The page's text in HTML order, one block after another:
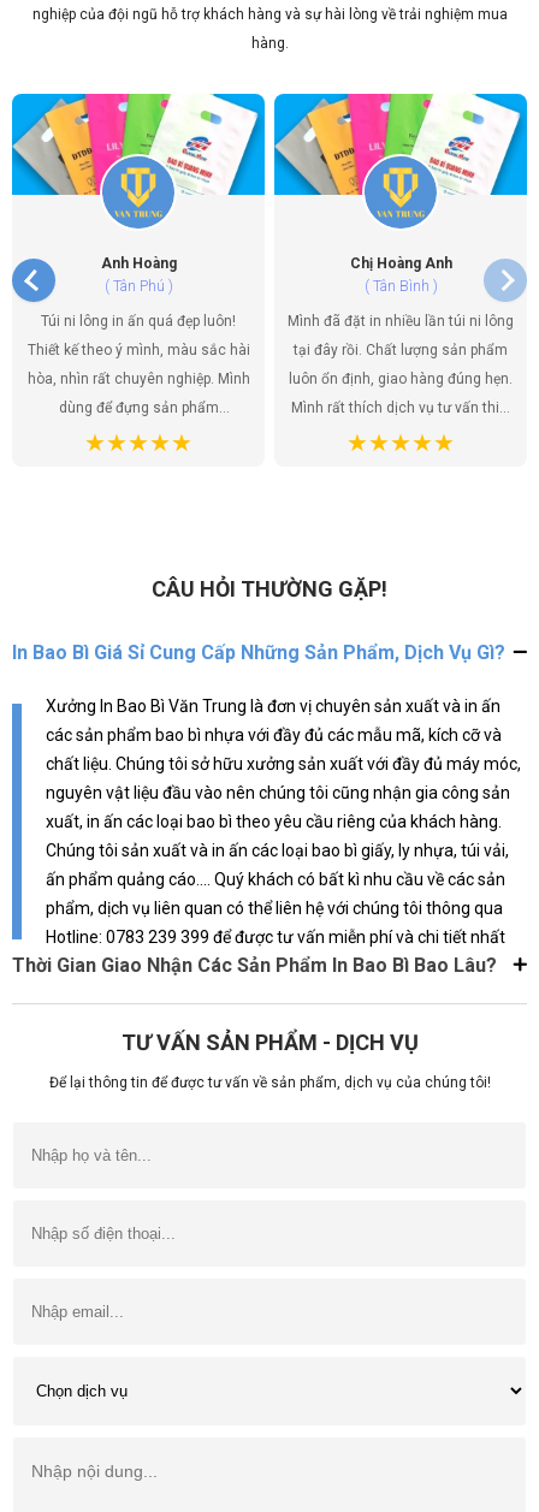
nghiệp của đội ngũ hỗ trợ khách hàng và sự hài lòng về trải nghiệm mua
hàng.
Anh Hoàng
( Tân Phú )
Túi ni lông in ấn quá đẹp luôn!
Thiết kế theo ý mình, màu sắc hài
hòa, nhìn rất chuyên nghiệp. Mình
dùng để đựng sản phẩm
handmade của shop, khách hàng
Chị Hoàng Anh
( Tân Bình )
Mình đã đặt in nhiều lần túi ni lông
tại đây rồi. Chất lượng sản phẩm
luôn ổn định, giao hàng đúng hẹn.
Mình rất thích dịch vụ tư vấn thiết
kế, họ giúp mình có được những
để gửi gắm điều đó.
CÂU HỎI THƯỜNG GẶP!
In Bao Bì Giá Sỉ Cung Cấp Những Sản Phẩm, Dịch Vụ Gì?
Xưởng In Bao Bì Văn Trung là đơn vị chuyên sản xuất và in ấn
các sản phẩm bao bì nhựa với đầy đủ các mẫu mã, kích cỡ và
chất liệu. Chúng tôi sở hữu xưởng sản xuất với đầy đủ máy móc,
nguyên vật liệu đầu vào nên chúng tôi cũng nhận gia công sản
xuất, in ấn các loại bao bì theo yêu cầu riêng của khách hàng.
Chúng tôi sản xuất và in ấn các loại bao bì giấy, ly nhựa, túi vải,
ấn phẩm quảng cáo.... Quý khách có bất kì nhu cầu về các sản
phẩm, dịch vụ liên quan có thể liên hệ với chúng tôi thông qua
Hotline: 0783 239 399 để được tư vấn miễn phí và chi tiết nhất
Thời Gian Giao Nhận Các Sản Phẩm In Bao Bì Bao Lâu?
TƯ VẤN SẢN PHẨM - DỊCH VỤ
Để lại thông tin để được tư vấn về sản phẩm, dịch vụ của chúng tôi!